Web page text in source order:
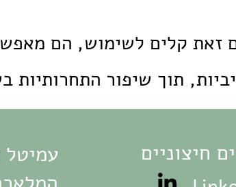
זאת קלים לשימוש, הם
תוך שיפור התחרותיות
חיצוניים